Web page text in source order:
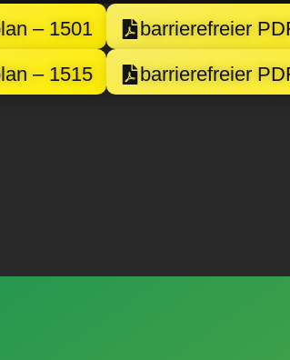
– 1501 barrierefreier
– 1515
barrierefreier